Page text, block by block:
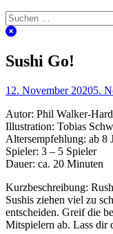
Suchen
nach:
Sushi Go!
12. November 20205.
Autor: Phil Walker-
Illustration: Tobias
Altersempfehlung: ab 8
Spieler: 3 – 5 Spieler
Dauer: ca. 20 Minuten
Kurzbeschreibung:
Sushis ziehen viel zu
entscheiden. Greif die
Mitspielern ab. Lass dir